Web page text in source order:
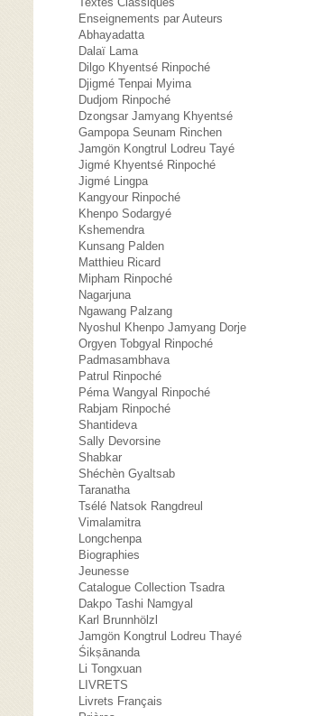
Enseignements par Auteurs
Abhayadatta
Dalaï Lama
Dilgo Khyentsé Rinpoché
Djigmé Tenpai Myima
Dudjom Rinpoché
Dzongsar Jamyang Khyentsé
Gampopa Seunam Rinchen
Jamgön Kongtrul Lodreu Tayé
Jigmé Khyentsé Rinpoché
Jigmé Lingpa
Kangyour Rinpoché
Khenpo Sodargyé
Kshemendra
Kunsang Palden
Matthieu Ricard
Mipham Rinpoché
Nagarjuna
Ngawang Palzang
Nyoshul Khenpo Jamyang Dorje
Orgyen Tobgyal Rinpoché
Padmasambhava
Patrul Rinpoché
Péma Wangyal Rinpoché
Rabjam Rinpoché
Shantideva
Sally Devorsine
Shabkar
Shéchèn Gyaltsab
Taranatha
Tsélé Natsok Rangdreul
Vimalamitra
Longchenpa
Biographies
Jeunesse
Catalogue Collection Tsadra
Dakpo Tashi Namgyal
Karl Brunnhölzl
Jamgön Kongtrul Lodreu Thayé
Śikṣānanda
Li Tongxuan
LIVRETS
Livrets Français